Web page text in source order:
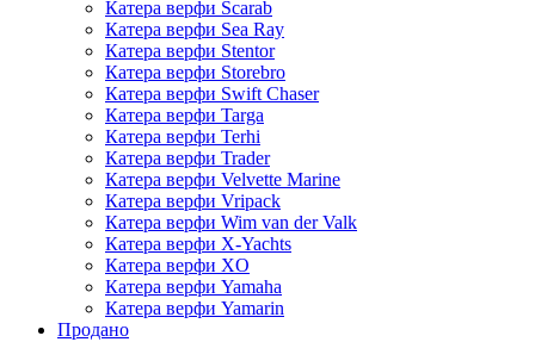
Катера верфи Scarab
Катера верфи Sea Ray
Катера верфи Stentor
Катера верфи Storebro
Катера верфи Swift Chaser
Катера верфи Targa
Катера верфи Terhi
Катера верфи Trader
Катера верфи Velvette Marine
Катера верфи Vripack
Катера верфи Wim van der Valk
Катера верфи X-Yachts
Катера верфи XO
Катера верфи Yamaha
Катера верфи Yamarin
Продано